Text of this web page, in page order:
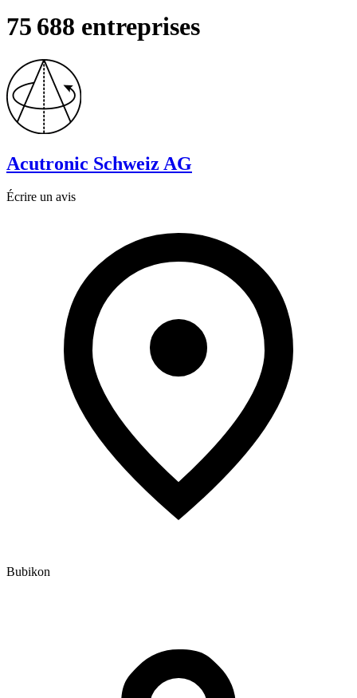
75 688 entreprises
Acutronic Schweiz AG
Écrire un avis
Bubikon